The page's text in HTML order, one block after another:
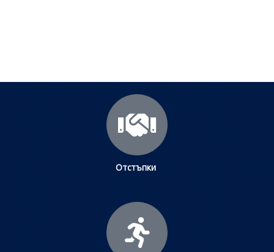
Отстъпки